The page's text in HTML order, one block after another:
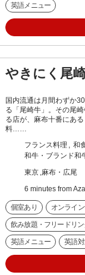
英語メニュー
やきにく尾
国内流通は月間わずか
る「尾崎牛」。その尾
る店が、麻布十番にあ
料……
フランス料理
和
和牛・ブランド和
東京 麻布・広尾
6 minutes from
個室あり オンライ
飲み放題・フリードリン
英語メニュー 英語